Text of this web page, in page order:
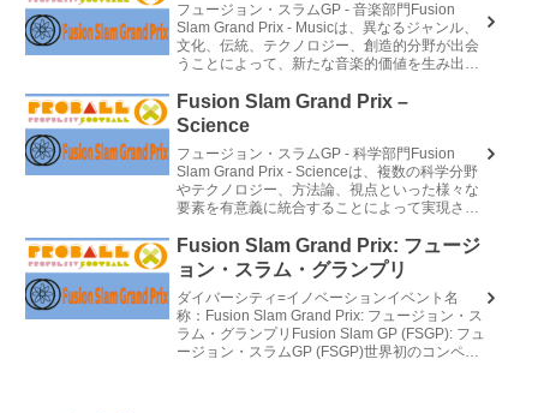
フュージョン・スラムGP - 音楽部門Fusion
Slam Grand Prix - Musicは、異なるジャンル、
文化、伝統、テクノロジー、創造的分野が出会
うことによって、新たな音楽的価値を生み出す
Fusion Slam Grand Prix –
Science
フュージョン・スラムGP - 科学部門Fusion
Slam Grand Prix - Scienceは、複数の科学分野
やテクノロジー、方法論、視点といった様々な
要素を有意義に統合することによって実現され
Fusion Slam Grand Prix: フュージ
ョン・スラム・グランプリ
ダイバーシティ=イノベーションイベント名
称：Fusion Slam Grand Prix: フュージョン・ス
ラム・グランプリFusion Slam GP (FSGP): フュ
ージョン・スラムGP (FSGP)世界初のコンペテ